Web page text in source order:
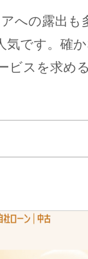
への露出も
気です。確
ビスを求め